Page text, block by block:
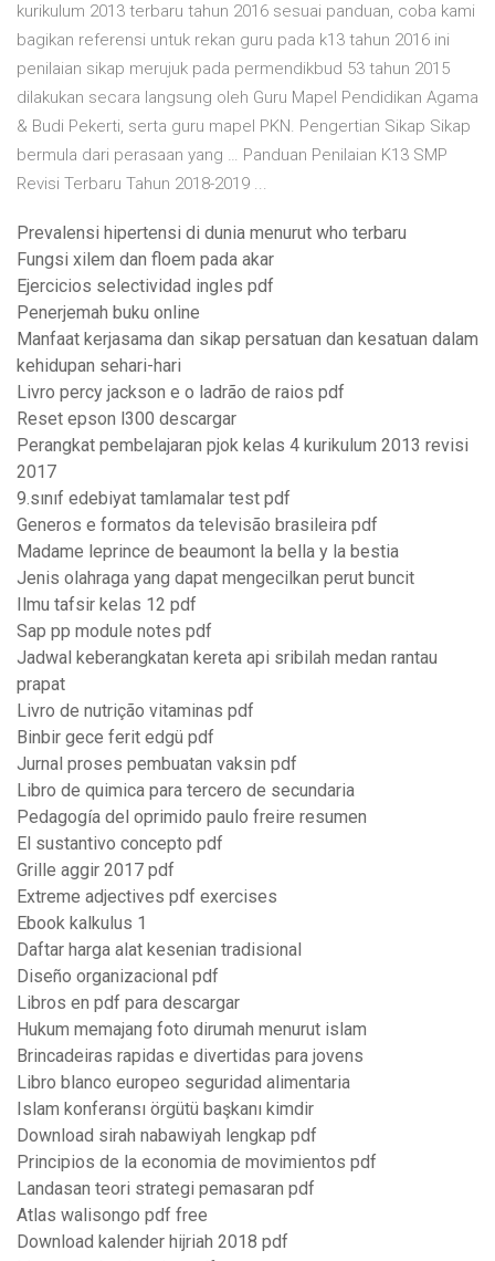
kurikulum 2013 terbaru tahun 2016 sesuai panduan, coba kami
bagikan referensi untuk rekan guru pada k13 tahun 2016 ini
penilaian sikap merujuk pada permendikbud 53 tahun 2015
dilakukan secara langsung oleh Guru Mapel Pendidikan Agama
& Budi Pekerti, serta guru mapel PKN. Pengertian Sikap Sikap
bermula dari perasaan yang … Panduan Penilaian K13 SMP
Revisi Terbaru Tahun 2018-2019 ...
Prevalensi hipertensi di dunia menurut who terbaru
Fungsi xilem dan floem pada akar
Ejercicios selectividad ingles pdf
Penerjemah buku online
Manfaat kerjasama dan sikap persatuan dan kesatuan dalam
kehidupan sehari-hari
Livro percy jackson e o ladrão de raios pdf
Reset epson l300 descargar
Perangkat pembelajaran pjok kelas 4 kurikulum 2013 revisi
2017
9.sınıf edebiyat tamlamalar test pdf
Generos e formatos da televisão brasileira pdf
Madame leprince de beaumont la bella y la bestia
Jenis olahraga yang dapat mengecilkan perut buncit
Ilmu tafsir kelas 12 pdf
Sap pp module notes pdf
Jadwal keberangkatan kereta api sribilah medan rantau
prapat
Livro de nutrição vitaminas pdf
Binbir gece ferit edgü pdf
Jurnal proses pembuatan vaksin pdf
Libro de quimica para tercero de secundaria
Pedagogía del oprimido paulo freire resumen
El sustantivo concepto pdf
Grille aggir 2017 pdf
Extreme adjectives pdf exercises
Ebook kalkulus 1
Daftar harga alat kesenian tradisional
Diseño organizacional pdf
Libros en pdf para descargar
Hukum memajang foto dirumah menurut islam
Brincadeiras rapidas e divertidas para jovens
Libro blanco europeo seguridad alimentaria
Islam konferansı örgütü başkanı kimdir
Download sirah nabawiyah lengkap pdf
Principios de la economia de movimientos pdf
Landasan teori strategi pemasaran pdf
Atlas walisongo pdf free
Download kalender hijriah 2018 pdf